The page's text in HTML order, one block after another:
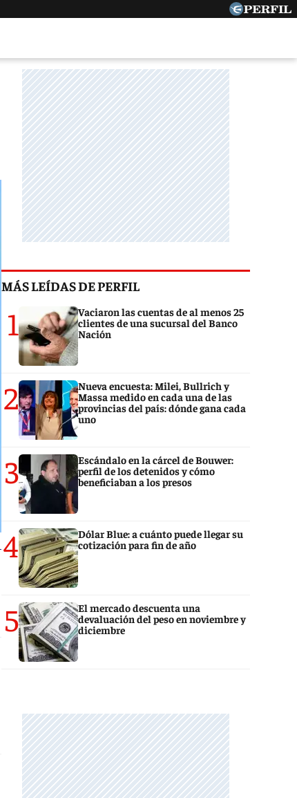
MÁS LEÍDAS DE PERFIL
1
Vaciaron las cuentas de al menos 25
clientes de una sucursal del Banco
Nación
2
Nueva encuesta: Milei, Bullrich y
Massa medido en cada una de las
provincias del país: dónde gana cada
uno
3
Escándalo en la cárcel de Bouwer:
perfil de los detenidos y cómo
beneficiaban a los presos
4
Dólar Blue: a cuánto puede llegar su
cotización para fin de año
5
El mercado descuenta una
devaluación del peso en noviembre y
diciembre